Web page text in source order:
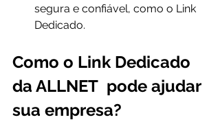
segura e confiável, como o Link
Dedicado.
Como o Link Dedicado
da ALLNET  pode ajudar
sua empresa?